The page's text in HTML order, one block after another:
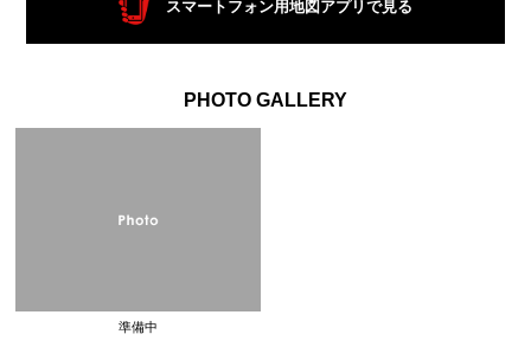
スマートフォン用地図アプリで見る
PHOTO GALLERY
準備中